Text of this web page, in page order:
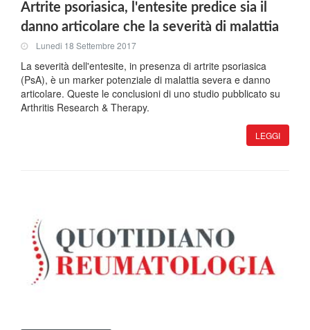
Artrite psoriasica, l'entesite predice sia il
danno articolare che la severità di malattia
Lunedi 18 Settembre 2017
La severità dell'entesite, in presenza di artrite psoriasica
(PsA), è un marker potenziale di malattia severa e danno
articolare. Queste le conclusioni di uno studio pubblicato su
Arthritis Research & Therapy.
LEGGI